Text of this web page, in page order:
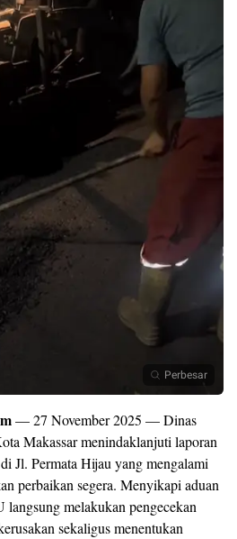
Perbesar
— 27 November 2025 — Dinas
Makassar menindaklanjuti laporan
Jl. Permata Hijau yang mengalami
perbaikan segera. Menyikapi aduan
langsung melakukan pengecekan
sekaligus menentukan